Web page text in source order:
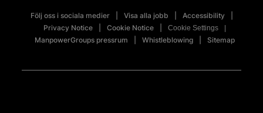
Följ oss i sociala medier Visa alla jobb
Accessibility
Privacy Notice
Cookie Notice Cookie Settings
ManpowerGroups pressrum Whistleblowing Sitemap